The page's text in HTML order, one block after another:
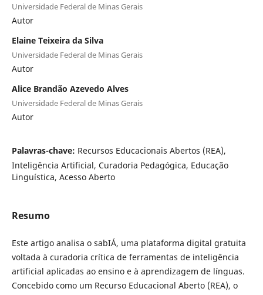
Universidade Federal de Minas Gerais
Autor
Elaine Teixeira da Silva
Universidade Federal de Minas Gerais
Autor
Alice Brandão Azevedo Alves
Universidade Federal de Minas Gerais
Autor
Palavras-chave: Recursos Educacionais Abertos (REA),
Inteligência Artificial, Curadoria Pedagógica, Educação
Linguística, Acesso Aberto
Resumo
Este artigo analisa o sabIÁ, uma plataforma digital gratuita
voltada à curadoria crítica de ferramentas de inteligência
artificial aplicadas ao ensino e à aprendizagem de línguas.
Concebido como um Recurso Educacional Aberto (REA), o